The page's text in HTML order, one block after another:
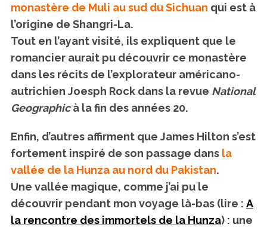
monastère de Muli au sud du Sichuan qui est à
l’origine de Shangri-La.
Tout en l’ayant visité, ils expliquent que le
romancier aurait pu découvrir ce monastère
dans les récits de l’explorateur américano-
autrichien Joesph Rock dans la revue National
Geographicà la fin des années 20.
Enfin, d’autres affirment que James Hilton s’est
fortement inspiré de son passage dans la
vallée de la Hunza au nord du Pakistan.
Une vallée magique, comme j’ai pu le
découvrir pendant mon voyage là-bas (lire : A
la rencontre des immortels de la Hunza) : une